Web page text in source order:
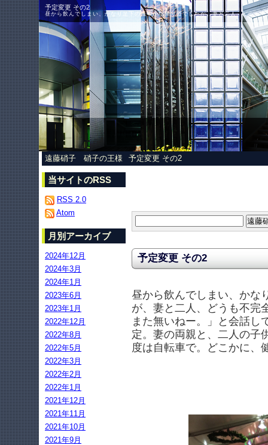
予定変更 その2
昼から飲んでしまい、かなり足下の軽やかな帰り道でしたが、妻と二人、どうも
遠藤硝子 硝子の王様 予定変更 その2
予定変更 その2
昼から飲んでしまい、かな
が、妻と二人、どうも不完
また無いねー。」と会話し
定。妻の両親と、二人の子
度は自転車で。どこかに、
当サイトのRSS
RSS 2.0
Atom
月別アーカイブ
2024年12月
2024年3月
2024年1月
2023年6月
2023年1月
2022年12月
2022年8月
2022年5月
2022年3月
2022年2月
2022年1月
2021年12月
2021年11月
2021年10月
2021年9月